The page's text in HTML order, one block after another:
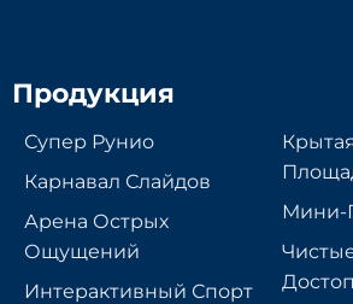
Продукция
Супер Рунио
Карнавал Слайдов
Арена Острых
Ощущений
Интерактивный Спорт
Мини-